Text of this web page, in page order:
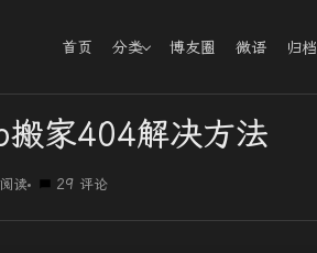
首页 分类 博友圈 微语 归档
家404解决方法
读 29 评论